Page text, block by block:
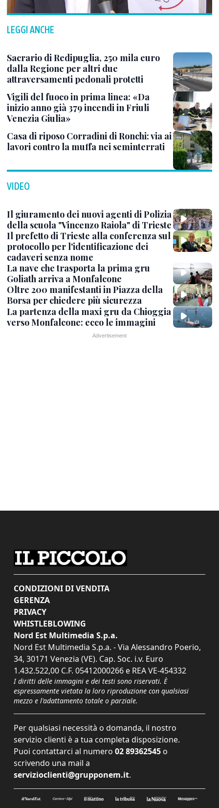
LEGGI ANCHE
Sacrario di Redipuglia, 250 mila euro
dalla Regione per altri due
attraversamenti pedonali protetti
Vigili del fuoco in prima linea: «Da
inizio anno già 379 incendi in Friuli
Venezia Giulia»
Casa di riposo Corradini di Ronchi: via ai
lavori contro la muffa nei seminterrati
VIDEO
Il giuramento dei nuovi agenti di Polizia
della scuola "Vincenzo Raiola" di Trieste
Il prefetto di Trieste alla conferenza sul
protocollo per l'identificazione dei
cadaveri senza nome
La nave che trasporta la prima gru
Goliath arriva a Monfalcone
Oltre 200 manifestanti in Piazza della
Borsa per chiedere più sicurezza
La partenza della maxi gru da Chioggia
verso Monfalcone: ecco le immagini
CONDIZIONI DI VENDITA
GERENZA
PRIVACY
WHISTLEBLOWING
Nord Est Multimedia S.p.a.
Nord Est Multimedia S.p.a. - Via Alessandro Poerio,
34, 30171 Venezia (VE). Cap. Soc. i.v. Euro
1.432.522,00 C.F. 05412000266 e REA VE-454332
I diritti delle immagini e dei testi sono riservati. È
espressamente vietata la loro riproduzione con qualsiasi
mezzo e l'adattamento totale o parziale.
Per qualsiasi necessità o domanda, il nostro
servizio clienti è a tua completa disposizione.
Puoi contattarci al numero 02 89362545 o
scrivendo una mail a
servizioclienti@grupponem.it.